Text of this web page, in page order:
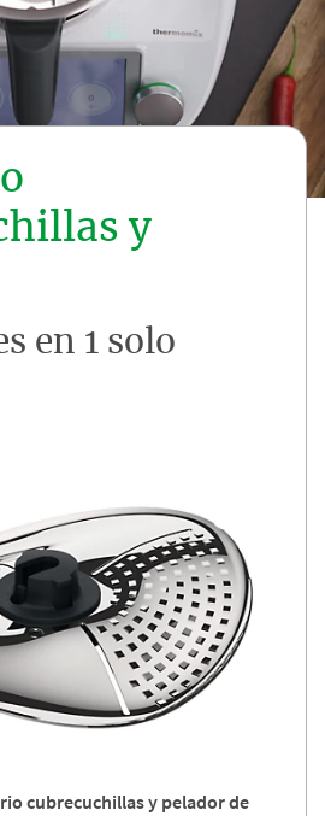
y
en 1 solo
cubrecuchillas y pelador de